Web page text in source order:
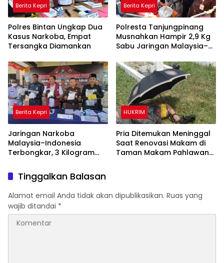
Berita Kepri
Polres Bintan Ungkap Dua
Kasus Narkoba, Empat
Tersangka Diamankan
Berita Kepri
Polresta Tanjungpinang
Musnahkan Hampir 2,9 Kg
Sabu Jaringan Malaysia–
Ribuan Jiwa
Berita Kepri
Jaringan Narkoba
Malaysia–Indonesia
Terbongkar, 3 Kilogram
Lewat Tanjungpinang
HUKRIM
Pria Ditemukan Meninggal
Saat Renovasi Makam di
Taman Makam Pahlawan
Tinggalkan Balasan
Alamat email Anda tidak akan dipublikasikan. Ruas yang
wajib ditandai *